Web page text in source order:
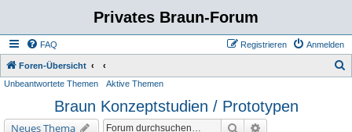
Privates Braun-Forum
FAQ Anmelden
Registrieren
Foren-Übersicht
Unbeantwortete Themen Aktive Themen
Braun Konzeptstudien / Prototypen
Neues Thema Suche